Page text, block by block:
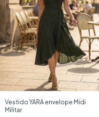
Vestido YARA envelope Midi
Militar